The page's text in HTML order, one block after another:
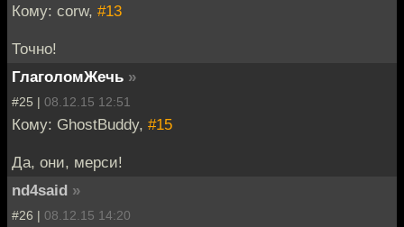
Кому: corw, #13
Точно!
ГлаголомЖечь »
#25 | 08.12.15 12:51
Кому: GhostBuddy, #15
Да, они, мерси!
nd4said »
#26 | 08.12.15 14:20